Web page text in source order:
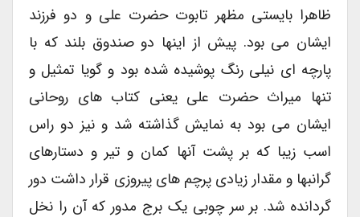
ظاهرا بایستی مظهر تابوت حضرت علی و دو فرزند
ایشان می بود. پیش از اینها دو صندوق بلند که با
پارچه ای نیلی رنگ پوشیده شده بود و گویا تمثیل و
تنها میراث حضرت علی یعنی کتاب های روحانی
ایشان می بود به نمایش گذاشته شد و نیز دو راس
اسب زیبا که بر پشت آنها کمان و تیر و دستارهای
گرانبها و مقدار زیادی پرچم های پیروزی قرار داشت دور
گردانده شد. بر سر چوبی یک برج مدور که آن را نخل